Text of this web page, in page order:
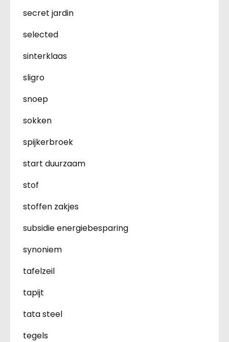
secret jardin
selected
sinterklaas
sligro
snoep
sokken
spijkerbroek
start duurzaam
stof
stoffen zakjes
subsidie energiebesparing
synoniem
tafelzeil
tapijt
tata steel
tegels